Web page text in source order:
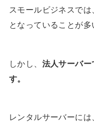
スモールビジネスで
となっていることが多
しかし、 法人サーバー
す。
レンタルサーバーに